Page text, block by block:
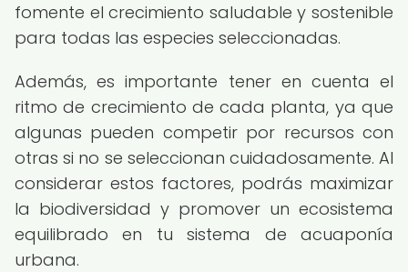
fomente el crecimiento saludable y sostenible
para todas las especies seleccionadas.
Además, es importante tener en cuenta el
ritmo de crecimiento de cada planta, ya que
algunas pueden competir por recursos con
otras si no se seleccionan cuidadosamente. Al
considerar estos factores, podrás maximizar
la biodiversidad y promover un ecosistema
equilibrado en tu sistema de acuaponía
urbana.